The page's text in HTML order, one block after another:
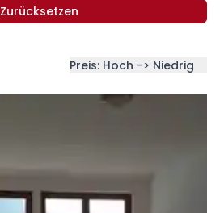
Zurücksetzen
Preis: Hoch -> Niedrig